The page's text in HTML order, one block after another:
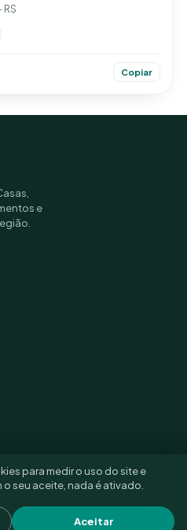
RS
Copiar
e
Imobiliária ·
para medir o uso do site e
seu aceite, nada é ativado.
Aceitar